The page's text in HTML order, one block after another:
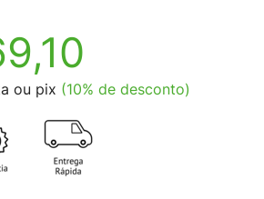
ou pix (10% de desconto)